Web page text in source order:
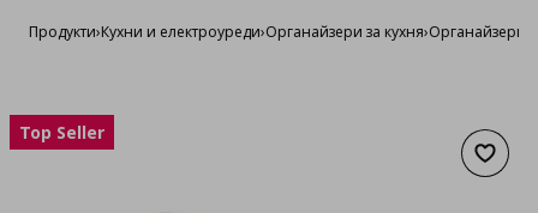
Продукти›Кухни и електроуреди›Органайзери за кухня›Органайзери
Top Seller